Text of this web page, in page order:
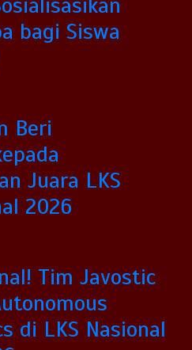
bagi Siswa
Beri
Juara LKS
2026
Tim Javostic
di LKS Nasional